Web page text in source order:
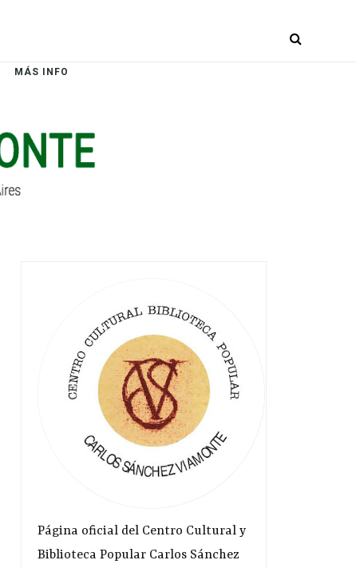
MÁS INFO
Página oficial del Centro Cultural y
Biblioteca Popular Carlos Sánchez